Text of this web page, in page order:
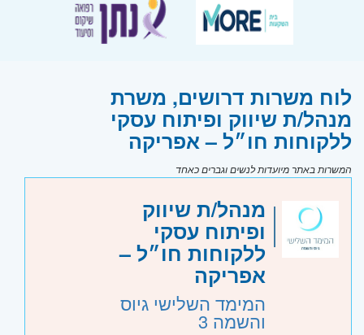
לוח משרות דרושים, משרת
מנהל/ת שיווק ופיתוח עסקי
ללקוחות חו״ל – אפריקה
המשרות באתר מיועדות לנשים וגברים כאחד
מנהל/ת שיווק
ופיתוח עסקי
ללקוחות חו״ל –
אפריקה
המימד השלישי גיוס
והשמה 3